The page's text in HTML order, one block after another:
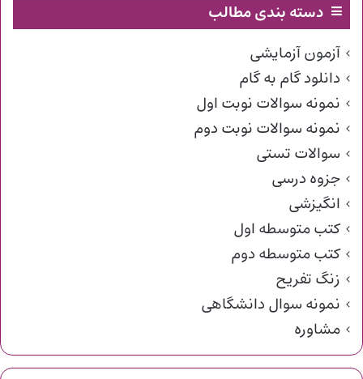
دسته بندی مطالب
آزمون آزمایشی
دانلود گام به گام
نمونه سوالات نوبت اول
نمونه سوالات نوبت دوم
سوالات تستی
جزوه درسی
انگیزشی
کتب متوسطه اول
کتب متوسطه دوم
زنگ تفریح
نمونه سوال دانشگاهی
مشاوره